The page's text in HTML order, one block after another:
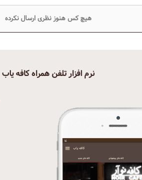
هیچ کس هنوز نظری ارسال نکرده
نرم افزار تلفن همراه کافه یاب